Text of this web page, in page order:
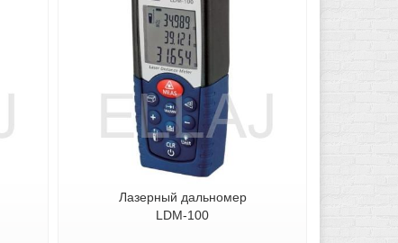
Лазерный дальномер
LDM-100